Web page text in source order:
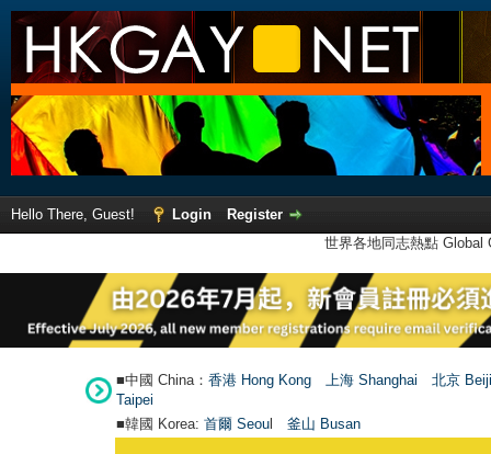
Hello There, Guest! Login
Register
世界各地同志熱點
■中國 China： 香港 Hong Kong 上海 Shanghai
北京
Taipei
■韓國 Korea: 首爾 Seoul 釜山 Busan